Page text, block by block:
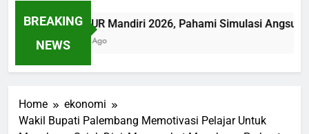
BREAKING
NEWS
Tabel KUR Mandiri 2026, Pahami Simulasi Angsuran
4 Months Ago
Home
ekonomi
Wakil Bupati Palembang Memotivasi Pelajar Untuk